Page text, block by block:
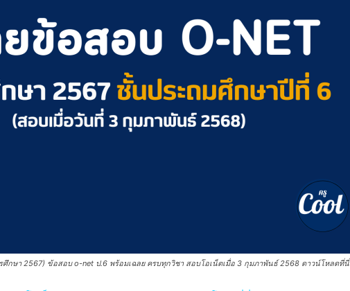
ศึกษา 2567) ข้อสอบ o-net ป.6 พร้อมเฉลย ครบทุกวิชา สอบโอเน็ตเมื่อ 3 กุมภาพันธ์ 2568 ดาวน์โหลดที่นี่